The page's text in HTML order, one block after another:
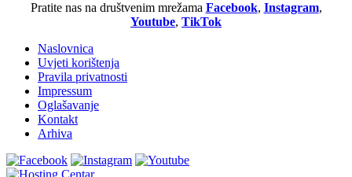
Pratite nas na društvenim mrežama Facebook, Instagram,
Youtube, TikTok
Naslovnica
Uvjeti korištenja
Pravila privatnosti
Impressum
Oglašavanje
Kontakt
Arhiva